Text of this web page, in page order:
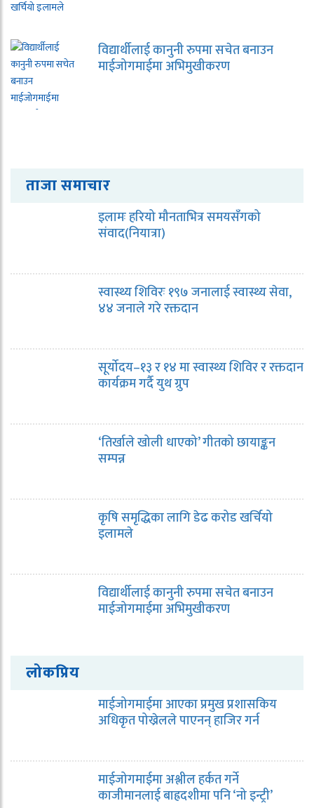
विद्यार्थीलाई कानुनी रुपमा सचेत बनाउन
माईजोगमाईमा अभिमुखीकरण
ताजा समाचार
इलामः हरियो मौनताभित्र समयसँगको
संवाद(नियात्रा)
स्वास्थ्य शिविरः १९७ जनालाई स्वास्थ्य सेवा,
४४ जनाले गरे रक्तदान
सूर्योदय–१३ र १४ मा स्वास्थ्य शिविर र रक्तदान
कार्यक्रम गर्दै युथ ग्रुप
‘तिर्खाले खोली धाएको’ गीतको छायाङ्कन
सम्पन्न
कृषि समृद्धिका लागि डेढ करोड खर्चियो
इलामले
विद्यार्थीलाई कानुनी रुपमा सचेत बनाउन
माईजोगमाईमा अभिमुखीकरण
लोकप्रिय
माईजोगमाईमा आएका प्रमुख प्रशासकिय
अधिकृत पोख्रेलले पाएनन् हाजिर गर्न
माईजोगमाईमा अश्लील हर्कत गर्ने
काजीमानलाई बाह्रदशीमा पनि ‘नो इन्ट्री’